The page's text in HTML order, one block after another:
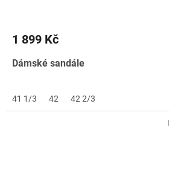
1 899 Kč
Dámské sandále
41 1/3 42 42 2/3